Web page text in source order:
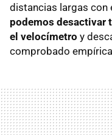
distancias largas con
podemos desactivar
el velocímetro y
comprobado